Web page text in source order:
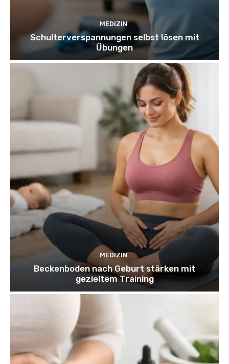
MEDIZIN
Schulterverspannungen selbst lösen mit
Übungen
MEDIZIN
Beckenboden nach Geburt stärken mit
gezieltem Training